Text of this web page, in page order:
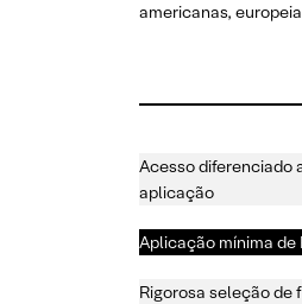
americanas,
Acesso diferenciado
aplicação
Aplicação mínima de
Rigorosa seleção